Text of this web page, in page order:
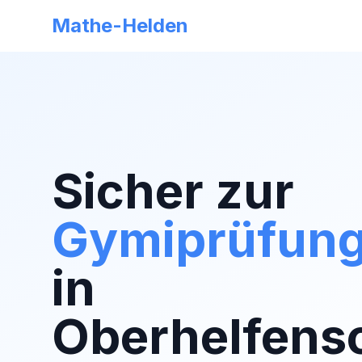
Mathe-Helden
Sicher zur
in